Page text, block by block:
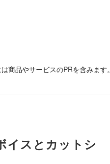
商品やサービスのPRを含みます。
イスとカットシ